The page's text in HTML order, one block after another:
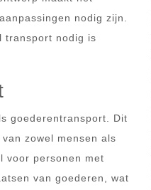
nodig zijn.
transport nodig is
goederentransport. Dit
zowel mensen als
voor personen met
van goederen, wat